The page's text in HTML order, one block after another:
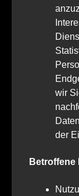
wir
der
Betroffene